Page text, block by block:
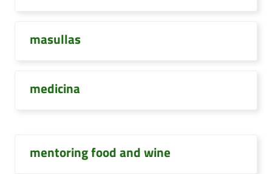
masullas
medicina
mentoring food and wine